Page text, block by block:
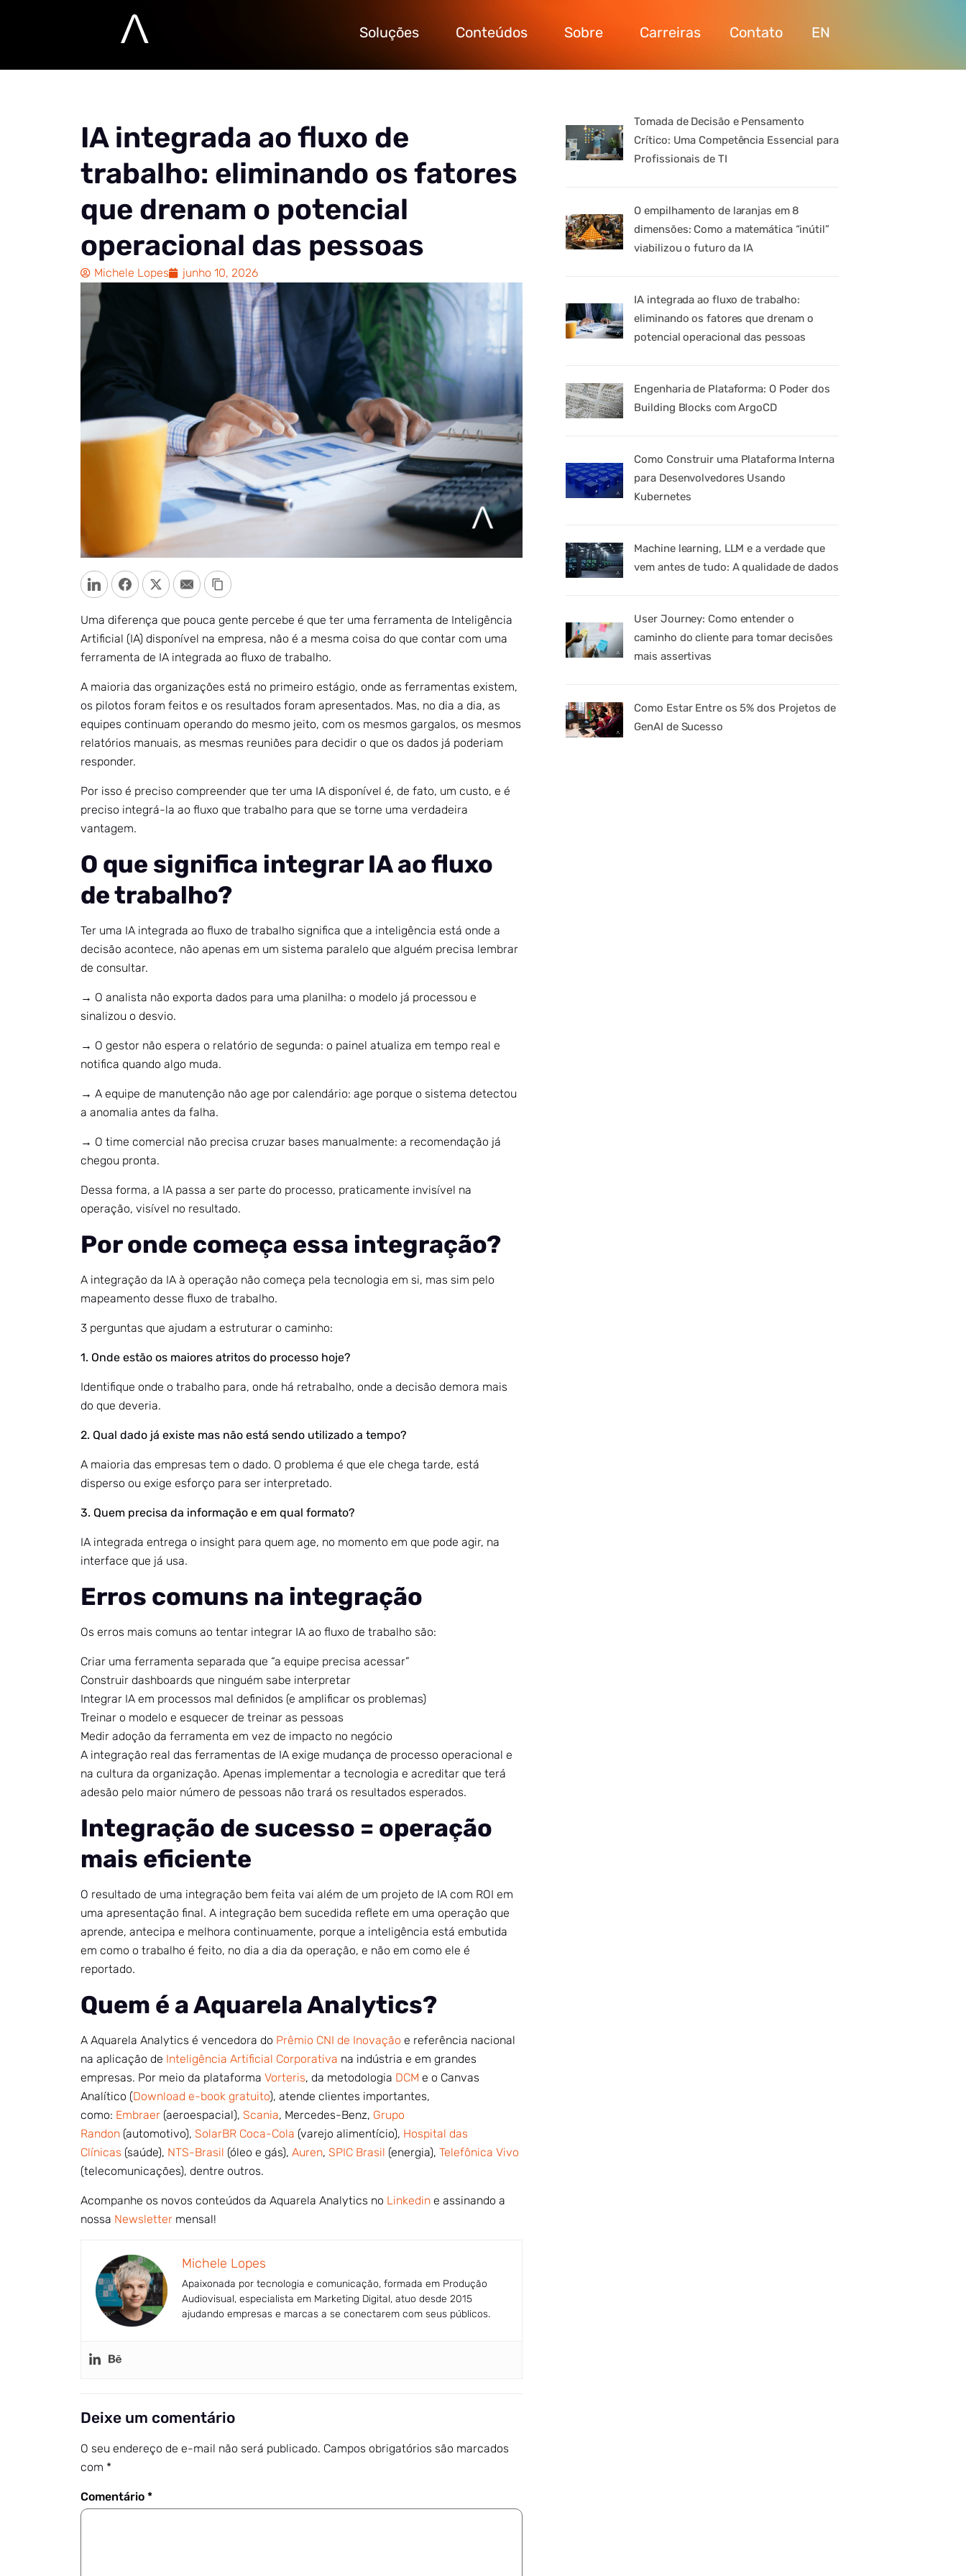
Soluções Conteúdos Sobre Carreiras Contato EN
IA integrada ao fluxo de
trabalho: eliminando os fatores
que drenam o potencial
operacional das pessoas
Michele Lopes junho 10, 2026
LinkedInFacebookTwitterEmail Copy Link
Uma diferença que pouca gente percebe é que ter uma ferramenta de Inteligência
Artificial (IA) disponível na empresa, não é a mesma coisa do que contar com uma
ferramenta de IA integrada ao fluxo de trabalho.
A maioria das organizações está no primeiro estágio, onde as ferramentas existem,
os pilotos foram feitos e os resultados foram apresentados. Mas, no dia a dia, as
equipes continuam operando do mesmo jeito, com os mesmos gargalos, os mesmos
relatórios manuais, as mesmas reuniões para decidir o que os dados já poderiam
responder.
Por isso é preciso compreender que ter uma IA disponível é, de fato, um custo, e é
preciso integrá-la ao fluxo que trabalho para que se torne uma verdadeira
vantagem.
O que significa integrar IA ao fluxo
de trabalho?
Ter uma IA integrada ao fluxo de trabalho significa que a inteligência está onde a
decisão acontece, não apenas em um sistema paralelo que alguém precisa lembrar
de consultar.
→ O analista não exporta dados para uma planilha: o modelo já processou e
sinalizou o desvio.
→ O gestor não espera o relatório de segunda: o painel atualiza em tempo real e
notifica quando algo muda.
→ A equipe de manutenção não age por calendário: age porque o sistema detectou
a anomalia antes da falha.
→ O time comercial não precisa cruzar bases manualmente: a recomendação já
chegou pronta.
Dessa forma, a IA passa a ser parte do processo, praticamente invisível na
operação, visível no resultado.
Por onde começa essa integração?
A integração da IA à operação não começa pela tecnologia em si, mas sim pelo
mapeamento desse fluxo de trabalho.
3 perguntas que ajudam a estruturar o caminho:
1. Onde estão os maiores atritos do processo hoje?
Identifique onde o trabalho para, onde há retrabalho, onde a decisão demora mais
do que deveria.
2. Qual dado já existe mas não está sendo utilizado a tempo?
A maioria das empresas tem o dado. O problema é que ele chega tarde, está
disperso ou exige esforço para ser interpretado.
3. Quem precisa da informação e em qual formato?
IA integrada entrega o insight para quem age, no momento em que pode agir, na
interface que já usa.
Erros comuns na integração
Os erros mais comuns ao tentar integrar IA ao fluxo de trabalho são:
Criar uma ferramenta separada que “a equipe precisa acessar”
Construir dashboards que ninguém sabe interpretar
Integrar IA em processos mal definidos (e amplificar os problemas)
Treinar o modelo e esquecer de treinar as pessoas
Medir adoção da ferramenta em vez de impacto no negócio
A integração real das ferramentas de IA exige mudança de processo operacional e
na cultura da organização. Apenas implementar a tecnologia e acreditar que terá
adesão pelo maior número de pessoas não trará os resultados esperados.
Integração de sucesso = operação
mais eficiente
O resultado de uma integração bem feita vai além de um projeto de IA com ROI em
uma apresentação final. A integração bem sucedida reflete em uma operação que
aprende, antecipa e melhora continuamente, porque a inteligência está embutida
em como o trabalho é feito, no dia a dia da operação, e não em como ele é
reportado.
Quem é a Aquarela Analytics?
A Aquarela Analytics é vencedora do Prêmio CNI de Inovação e referência nacional
na aplicação de Inteligência Artificial Corporativa na indústria e em grandes
empresas. Por meio da plataforma Vorteris, da metodologia DCM e o Canvas
Analítico (Download e-book gratuito), atende clientes importantes,
como: Embraer (aeroespacial), Scania, Mercedes-Benz, Grupo
Randon (automotivo), SolarBR Coca-Cola (varejo alimentício), Hospital das
Clínicas (saúde), NTS-Brasil (óleo e gás), Auren, SPIC Brasil (energia), Telefônica Vivo
(telecomunicações), dentre outros.
Acompanhe os novos conteúdos da Aquarela Analytics no Linkedin e assinando a
nossa Newsletter mensal!
Michele Lopes
Apaixonada por tecnologia e comunicação, formada em Produção
Audiovisual, especialista em Marketing Digital, atuo desde 2015
ajudando empresas e marcas a se conectarem com seus públicos.
Deixe um comentário
O seu endereço de e-mail não será publicado. Campos obrigatórios são marcados
com *
Comentário *
Tomada de Decisão e Pensamento
Crítico: Uma Competência Essencial para
Profissionais de TI
O empilhamento de laranjas em 8
dimensões: Como a matemática “inútil”
viabilizou o futuro da IA
IA integrada ao fluxo de trabalho:
eliminando os fatores que drenam o
potencial operacional das pessoas
Engenharia de Plataforma: O Poder dos
Building Blocks com ArgoCD
Como Construir uma Plataforma Interna
para Desenvolvedores Usando
Kubernetes
Machine learning, LLM e a verdade que
vem antes de tudo: A qualidade de dados
User Journey: Como entender o
caminho do cliente para tomar decisões
mais assertivas
Como Estar Entre os 5% dos Projetos de
GenAI de Sucesso